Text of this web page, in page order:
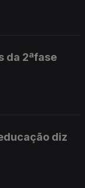
da 2ªfase
diz